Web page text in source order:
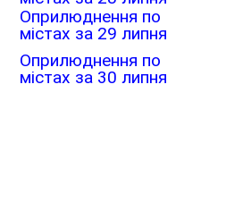
Оприлюднення по
містах за 29 липня
Оприлюднення по
містах за 30 липня